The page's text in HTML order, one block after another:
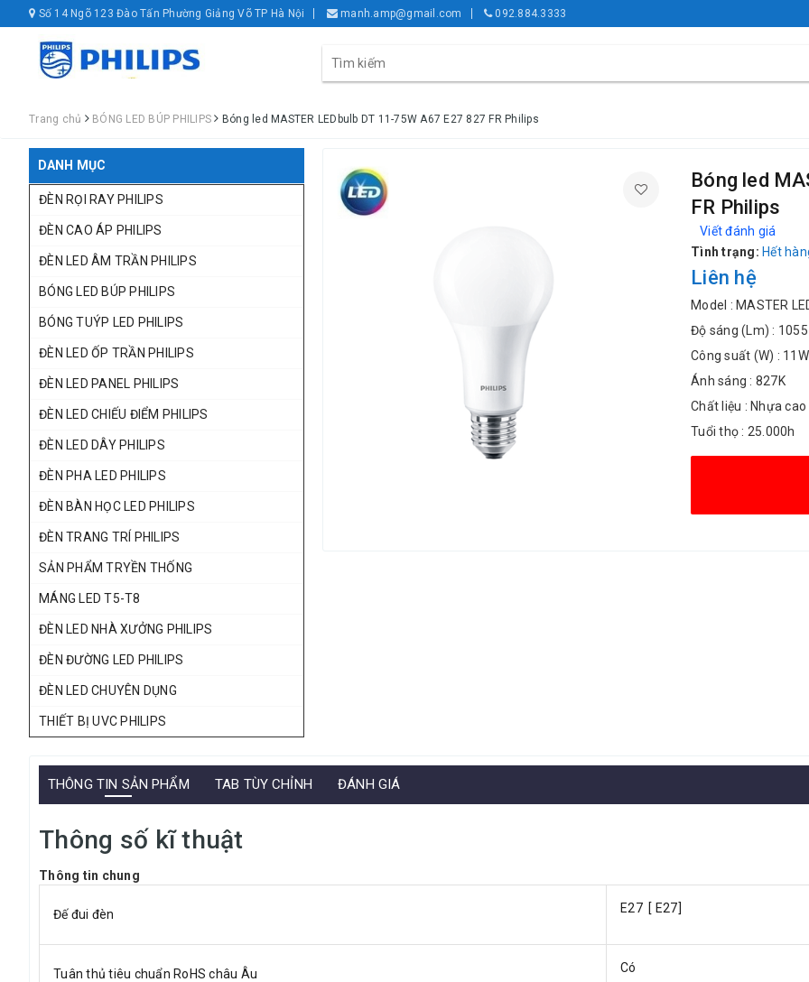
Số 14 Ngõ 123 Đào Tấn Phường Giảng Võ TP Hà Nội manh.amp@gmail.com 092.884.3333
Trang chủ BÓNG LED BÚP PHILIPS Bóng led MASTER LEDbulb DT 11-75W A67 E27 827 FR Philips
DANH MỤC
ĐÈN RỌI RAY PHILIPS
ĐÈN CAO ÁP PHILIPS
ĐÈN LED ÂM TRẦN PHILIPS
BÓNG LED BÚP PHILIPS
BÓNG TUÝP LED PHILIPS
ĐÈN LED ỐP TRẦN PHILIPS
ĐÈN LED PANEL PHILIPS
ĐÈN LED CHIẾU ĐIỂM PHILIPS
ĐÈN LED DÂY PHILIPS
ĐÈN PHA LED PHILIPS
ĐÈN BÀN HỌC LED PHILIPS
ĐÈN TRANG TRÍ PHILIPS
SẢN PHẨM TRYỀN THỐNG
MÁNG LED T5-T8
ĐÈN LED NHÀ XƯỞNG PHILIPS
ĐÈN ĐƯỜNG LED PHILIPS
ĐÈN LED CHUYÊN DỤNG
THIẾT BỊ UVC PHILIPS
Bóng led
FR Philips
Viết đánh giá
Tình trạng: Hết
Liên hệ
Model : MASTER
Độ sáng (Lm) : 1055
Công suất (W) : 11W
Ánh sáng : 827K
Chất liệu : Nhựa cao
Tuổi thọ : 25.000h
THÔNG TIN SẢN PHẨM TAB TÙY CHỈNH ĐÁNH GIÁ
Thông số kĩ thuật
Thông tin chung
Đế đui đèn E27 [ E27]
Tuân thủ tiêu chuẩn RoHS châu Âu Có